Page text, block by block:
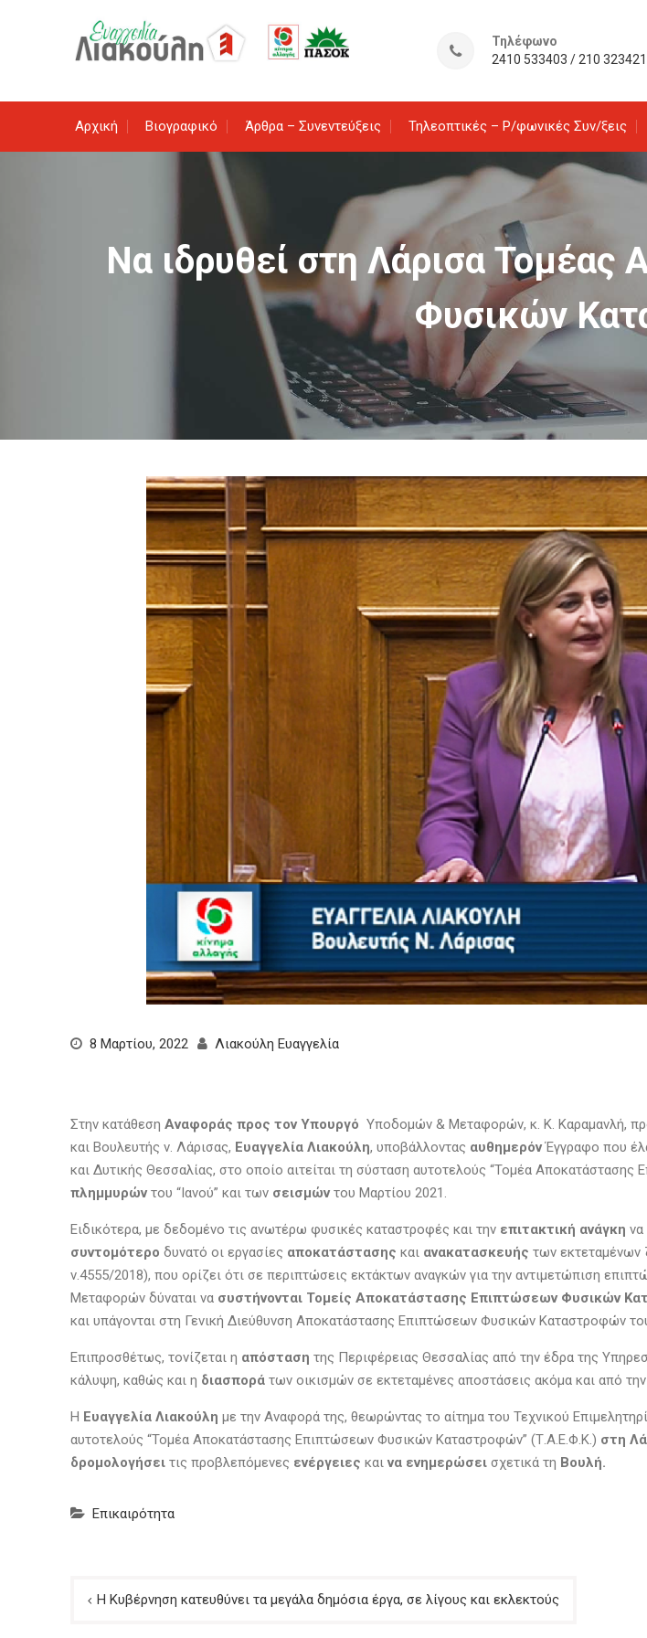
Τηλέφωνο
2410 533403 / 210
Αρχική Βιογραφικό Άρθρα – Συνεντεύξεις Τηλεοπτικές – Ρ/φωνικές Συν/ξεις
Να ιδρυθεί στη Λάρισα
Φυσικών
8 Μαρτίου, 2022 Λιακούλη Ευαγγελία
Στην κατάθεση Αναφοράς προς τον Υπουργό Υποδομών & Μεταφορών, κ. Κ. Καραμανλή,
και Βουλευτής ν. Λάρισας, Ευαγγελία Λιακούλη, υποβάλλοντας αυθημερόνΈγγραφο που
και Δυτικής Θεσσαλίας, στο οποίο αιτείται τη σύσταση αυτοτελούς “Τομέα
πλημμυρών του “Ιανού” και των σεισμών του Μαρτίου 2021.
Ειδικότερα, με δεδομένο τις ανωτέρω φυσικές καταστροφές και την επιτακτική ανάγκη να
συντομότερο δυνατό οι εργασίες αποκατάστασης και ανακατασκευής των εκτεταμένων
ν.4555/2018), που ορίζει ότι σε περιπτώσεις εκτάκτων αναγκών για την αντιμετώπιση
Μεταφορών δύναται να συστήνονται Τομείς Αποκατάστασης Επιπτώσεων Φυσικών
και υπάγονται στη Γενική Διεύθυνση Αποκατάστασης Επιπτώσεων Φυσικών Καταστροφών
Επιπροσθέτως, τονίζεται η απόσταση της Περιφέρειας Θεσσαλίας από την έδρα της
κάλυψη, καθώς και η διασπορά των οικισμών σε εκτεταμένες αποστάσεις ακόμα και από
Η Ευαγγελία Λιακούλη με την Αναφορά της, θεωρώντας το αίτημα του Τεχνικού
αυτοτελούς “Τομέα Αποκατάστασης Επιπτώσεων Φυσικών Καταστροφών” (Τ.Α.Ε.Φ.Κ.) στη
δρομολογήσει τις προβλεπόμενες ενέργειες καινα ενημερώσει σχετικά τη Βουλή.
Επικαιρότητα
Πλοήγηση
Η Κυβέρνηση κατευθύνει τα μεγάλα δημόσια έργα, σε λίγους και εκλεκτούς